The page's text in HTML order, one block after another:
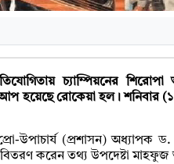
চ্যাম্পিয়নের
হয়েছে রোকেয়া হল। শনিবার
উপাচার্য (প্রশাসন) অধ্যাপক
করেন তথ্য উপদেষ্টা